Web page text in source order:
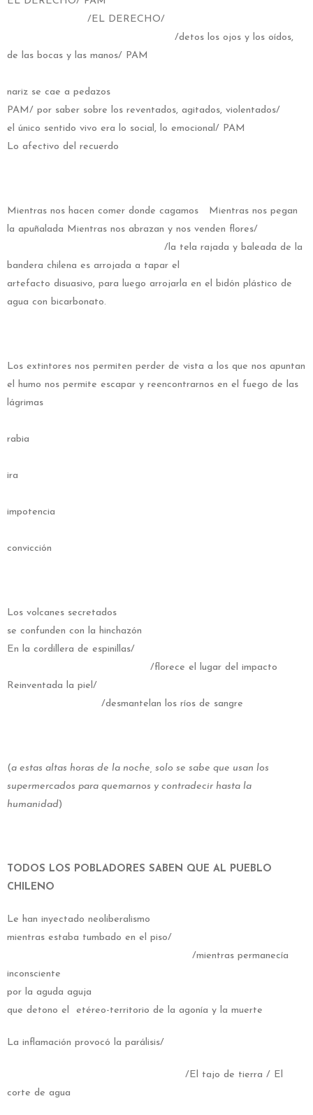
/EL DERECHO/
/detos los ojos y los oídos,
de las bocas y las manos/ PAM
nariz se cae a pedazos
PAM/ por saber sobre los reventados, agitados, violentados/
el único sentido vivo era lo social, lo emocional/ PAM
Lo afectivo del recuerdo
Mientras nos hacen comer donde cagamos Mientras nos pegan
la apuñalada Mientras nos abrazan y nos venden flores/
/la tela rajada y baleada de la
bandera chilena es arrojada a tapar el
artefacto disuasivo, para luego arrojarla en el bidón plástico de
agua con bicarbonato.
Los extintores nos permiten perder de vista a los que nos apuntan
el humo nos permite escapar y reencontrarnos en el fuego de las
lágrimas
rabia
ira
impotencia
convicción
Los volcanes secretados
se confunden con la hinchazón
En la cordillera de espinillas/
/florece el lugar del impacto
Reinventada la piel/
/desmantelan los ríos de sangre
(a estas altas horas de la noche, solo se sabe que usan los
supermercados para quemarnos y contradecir hasta la
humanidad)
TODOS LOS POBLADORES SABEN QUE AL PUEBLO
CHILENO
Le han inyectado neoliberalismo
mientras estaba tumbado en el piso/
/mientras permanecía
inconsciente
por la aguda aguja
que detono el etéreo-territorio de la agonía y la muerte
La inflamación provocó la parálisis/
/El tajo de tierra / El
corte de agua